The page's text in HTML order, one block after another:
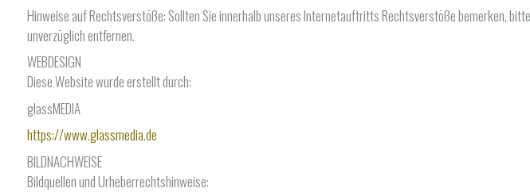
Hinweise auf Rechtsverstöße: Sollten Sie innerhalb unseres Internetauftritts Rechtsverstöße bemerken,
unverzüglich entfernen.
WEBDESIGN
Diese Website wurde erstellt durch:
glassMEDIA
https://www.glassmedia.de
BILDNACHWEISE
Bildquellen und Urheberrechtshinweise: